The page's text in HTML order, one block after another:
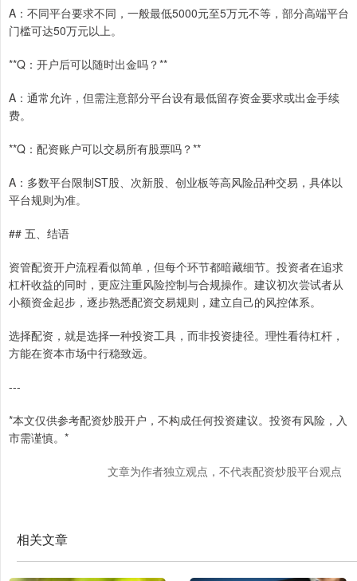
A：不同平台要求不同，一般最低5000元至5万元不等，部分高端平台
门槛可达50万元以上。
**Q：开户后可以随时出金吗？**
A：通常允许，但需注意部分平台设有最低留存资金要求或出金手续
费。
**Q：配资账户可以交易所有股票吗？**
A：多数平台限制ST股、次新股、创业板等高风险品种交易，具体以
平台规则为准。
## 五、结语
资管配资开户流程看似简单，但每个环节都暗藏细节。投资者在追求
杠杆收益的同时，更应注重风险控制与合规操作。建议初次尝试者从
小额资金起步，逐步熟悉配资交易规则，建立自己的风控体系。
选择配资，就是选择一种投资工具，而非投资捷径。理性看待杠杆，
方能在资本市场中行稳致远。
---
*本文仅供参考配资炒股开户，不构成任何投资建议。投资有风险，入
市需谨慎。*
文章为作者独立观点，不代表配资炒股平台观点
相关文章